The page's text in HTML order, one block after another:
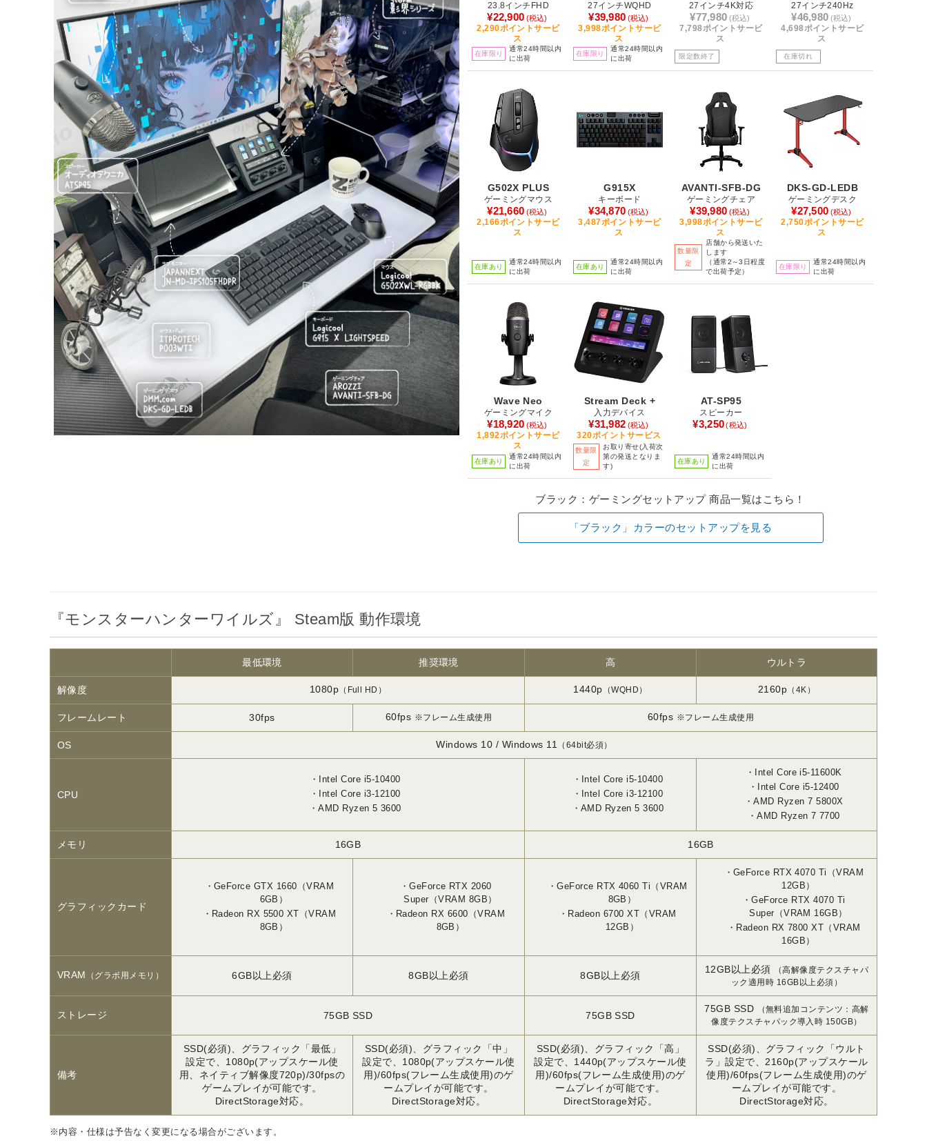
23.8インチFHD
¥22,900 (税込)
2,290ポイントサービ
ス
在庫限り
通常24時間以内
に出荷
27インチWQHD
¥39,980 (税込)
3,998ポイントサービ
ス
在庫限り
通常24時間以内
に出荷
27インチ4K対応
¥77,980 (税込)
7,798ポイントサービ
ス
限定数終了
27インチ240Hz
¥46,980 (税込)
4,698ポイントサービ
ス
在庫切れ
G502X PLUS
ゲーミングマウス
¥21,660 (税込)
2,166ポイントサービ
ス
在庫あり
通常24時間以内
に出荷
G915X
キーボード
¥34,870 (税込)
3,487ポイントサービ
ス
在庫あり
通常24時間以内
に出荷
AVANTI-SFB-DG
ゲーミングチェア
¥39,980 (税込)
3,998ポイントサービ
ス
数量限
定
店舗から発送いた
します
（通常2～3日程度
で出荷予定）
DKS-GD-LEDB
ゲーミングデスク
¥27,500 (税込)
2,750ポイントサービ
ス
在庫限り
通常24時間以内
に出荷
Wave Neo
ゲーミングマイク
¥18,920 (税込)
1,892ポイントサービ
ス
在庫あり
通常24時間以内
に出荷
Stream Deck +
入力デバイス
¥31,982 (税込)
320ポイントサービス
数量限
定
お取り寄せ(入荷次
第の発送となりま
す)
AT-SP95
スピーカー
¥3,250 (税込)
在庫あり
通常24時間以内
に出荷
ブラック：ゲーミングセットアップ 商品一覧はこちら！
「ブラック」カラーのセットアップを見る
『モンスターハンターワイルズ』 Steam版 動作環境
最低環境 推奨環境 高 ウルトラ
解像度 1080p （Full HD） 1440p （WQHD） 2160p （4K）
フレームレート 30fps 60fps ※フレーム生成使用 60fps ※フレーム生成使用
OS Windows 10 / Windows 11 （64bit必須）
CPU
Intel Core i5-10400
Intel Core i3-12100
AMD Ryzen 5 3600
Intel Core i5-10400
Intel Core i3-12100
AMD Ryzen 5 3600
Intel Core i5-11600K
Intel Core i5-12400
AMD Ryzen 7 5800X
AMD Ryzen 7 7700
メモリ 16GB 16GB
グラフィックカード
GeForce GTX 1660（VRAM
6GB）
Radeon RX 5500 XT（VRAM
8GB）
GeForce RTX 2060
Super（VRAM 8GB）
Radeon RX 6600（VRAM
8GB）
GeForce RTX 4060 Ti（VRAM
8GB）
Radeon 6700 XT（VRAM
12GB）
GeForce RTX 4070 Ti（VRAM
12GB）
GeForce RTX 4070 Ti
Super（VRAM 16GB）
Radeon RX 7800 XT（VRAM
16GB）
VRAM （グラボ用メモリ） 6GB以上必須 8GB以上必須 8GB以上必須
12GB以上必須
（高解像度テクスチャパ
ック適用時 16GB以上必須）
ストレージ 75GB SSD 75GB SSD
75GB SSD
（無料追加コンテンツ：高解
像度テクスチャパック導入時 150GB）
備考
SSD(必須)、グラフィック「最低」
設定で、1080p(アップスケール使
用、ネイティブ解像度720p)/30fpsの
ゲームプレイが可能です。
DirectStorage対応。
SSD(必須)、グラフィック「中」
設定で、1080p(アップスケール使
用)/60fps(フレーム生成使用)のゲ
ームプレイが可能です。
DirectStorage対応。
SSD(必須)、グラフィック「高」
設定で、1440p(アップスケール使
用)/60fps(フレーム生成使用)のゲ
ームプレイが可能です。
DirectStorage対応。
SSD(必須)、グラフィック「ウルト
ラ」設定で、2160p(アップスケール
使用)/60fps(フレーム生成使用)のゲ
ームプレイが可能です。
DirectStorage対応。
※内容・仕様は予告なく変更になる場合がございます。